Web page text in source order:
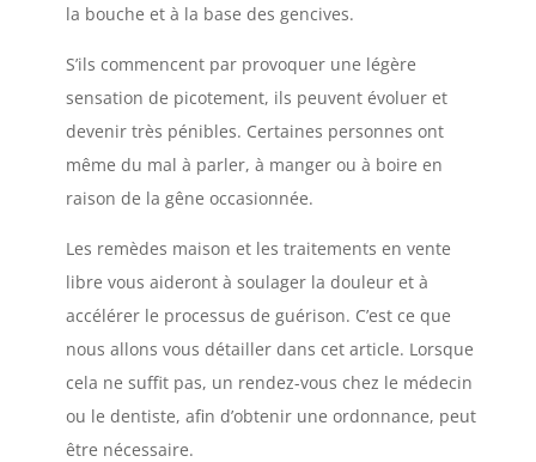
la bouche et à la base des gencives.
S’ils commencent par provoquer une légère
sensation de picotement, ils peuvent évoluer et
devenir très pénibles. Certaines personnes ont
même du mal à parler, à manger ou à boire en
raison de la gêne occasionnée.
Les remèdes maison et les traitements en vente
libre vous aideront à soulager la douleur et à
accélérer le processus de guérison. C’est ce que
nous allons vous détailler dans cet article. Lorsque
cela ne suffit pas, un rendez-vous chez le médecin
ou le dentiste, afin d’obtenir une ordonnance, peut
être nécessaire.